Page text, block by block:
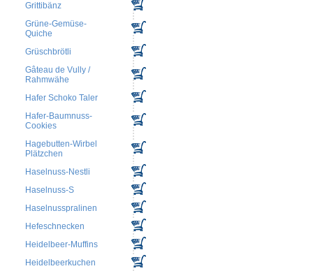
Grittibänz
Grüne-Gemüse-
Quiche
Grüschbrötli
Gâteau de Vully /
Rahmwähe
Hafer Schoko Taler
Hafer-Baumnuss-
Cookies
Hagebutten-Wirbel
Plätzchen
Haselnuss-Nestli
Haselnuss-S
Haselnusspralinen
Hefeschnecken
Heidelbeer-Muffins
Heidelbeerkuchen